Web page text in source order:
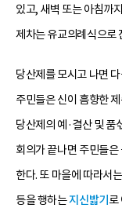
있고, 새벽 또는 아침까
제차는 유교의례식으로
당산제를 모시고 나면
주민들은 신이 흠향한
당산제의 예·결산 및 품
회의가 끝나면 주민들
한다. 또 마을에 따라서
등을 행하는지신밟기 로